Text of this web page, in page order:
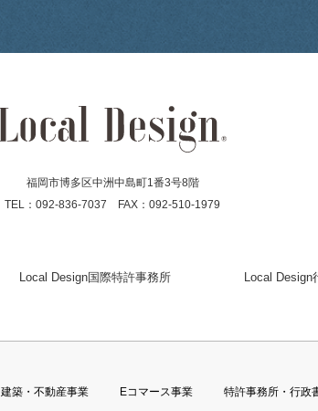
福岡市博多区中洲中島町1番3号8階
TEL：092-836-7037 FAX：092-510-1979
Local Design国際特許事務所 Local Design
建築・不動産事業 Eコマース事業 特許事務所・行政